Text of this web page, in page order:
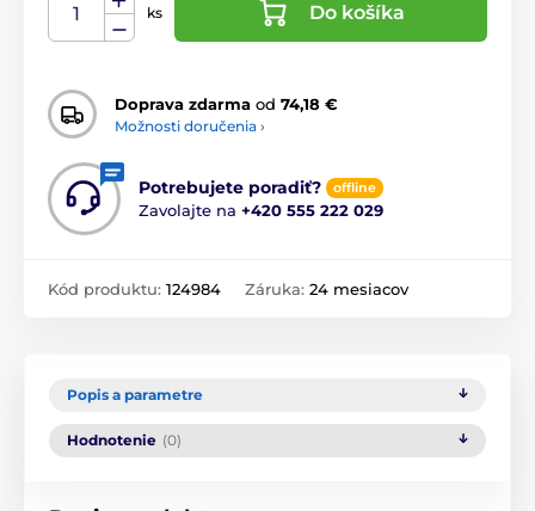
ks Do košíka
Doprava zdarma od 74,18 €
Možnosti doručenia ›
Potrebujete poradiť? offline
Zavolajte na +420 555 222 029
Kód produktu: 124984 Záruka: 24 mesiacov
Popis a parametre
Hodnotenie (0)